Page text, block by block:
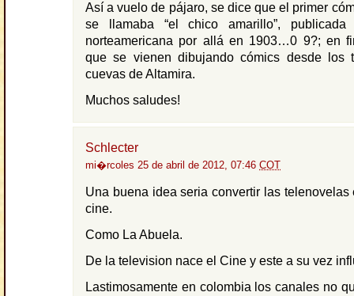
Así a vuelo de pájaro, se dice que el primer
se llamaba “el chico amarillo”,
norteamericana por allá en 1903…0 9?; en
que se vienen dibujando cómics desde los
cuevas de Altamira.
Muchos saludes!
Schlecter
mi�rcoles 25 de abril de 2012, 07:46 COT
Una buena idea seria convertir las
cine.
Como La Abuela.
De la television nace el Cine y este a su vez
Lastimosamente en colombia los canales no